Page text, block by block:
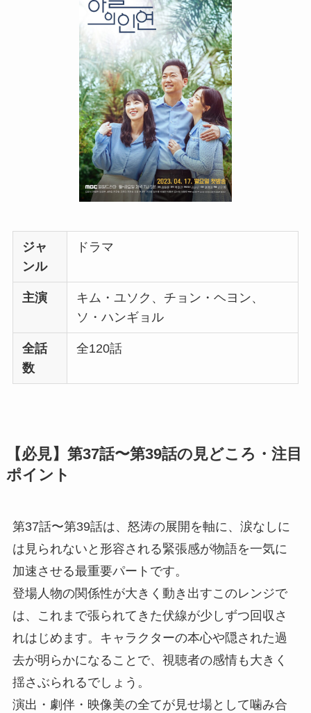
ジャ
ンル
ドラマ
主演
キム・ユソク、チョン・ヘヨン、
ソ・ハンギョル
全話
数
全120話
【必見】第37話〜第39話の見どころ・注目
ポイント
第37話〜第39話は、怒涛の展開を軸に、涙なしに
は見られないと形容される緊張感が物語を一気に
加速させる最重要パートです。
登場人物の関係性が大きく動き出すこのレンジで
は、これまで張られてきた伏線が少しずつ回収さ
れはじめます。キャラクターの本心や隠された過
去が明らかになることで、視聴者の感情も大きく
揺さぶられるでしょう。
演出・劇伴・映像美の全てが見せ場として噛み合